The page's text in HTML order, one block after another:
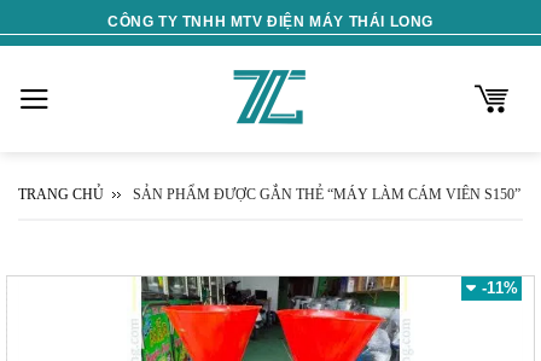
to
CÔNG TY TNHH MTV ĐIỆN MÁY THÁI LONG
TRANG CHỦ SẢN PHẨM ĐƯỢC GẮN THẺ “MÁY LÀM CÁM VIÊN S150”
-11%